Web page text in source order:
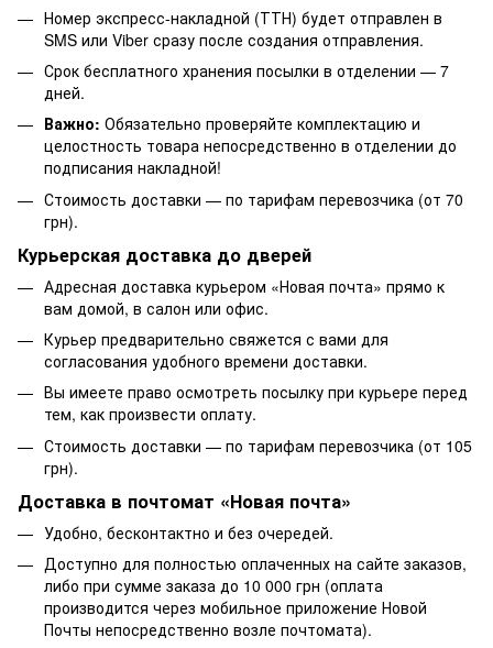
Номер экспресс-накладной (ТТН) будет отправлен в
SMS или Viber сразу после создания отправления.
Срок бесплатного хранения посылки в отделении — 7
дней.
Важно: Обязательно проверяйте комплектацию и
целостность товара непосредственно в отделении до
подписания накладной!
Стоимость доставки — по тарифам перевозчика (от 70
грн).
Курьерская доставка до дверей
Адресная доставка курьером «Новая почта» прямо к
вам домой, в салон или офис.
Курьер предварительно свяжется с вами для
согласования удобного времени доставки.
Вы имеете право осмотреть посылку при курьере перед
тем, как произвести оплату.
Стоимость доставки — по тарифам перевозчика (от 105
грн).
Доставка в почтомат «Новая почта»
Удобно, бесконтактно и без очередей.
Доступно для полностью оплаченных на сайте заказов,
либо при сумме заказа до 10 000 грн (оплата
производится через мобильное приложение Новой
Почты непосредственно возле почтомата).